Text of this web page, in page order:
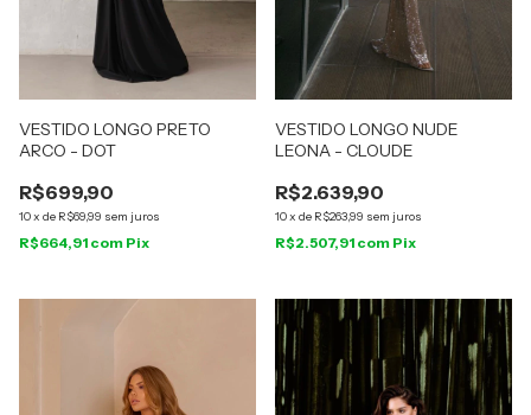
VESTIDO LONGO PRETO
ARCO - DOT
R$699,90
10x de R$69,99 sem juros
R$664,91 com Pix
VESTIDO LONGO NUDE
LEONA - CLOUDE
R$2.639,90
10x de R$263,99 sem juros
R$2.507,91 com Pix